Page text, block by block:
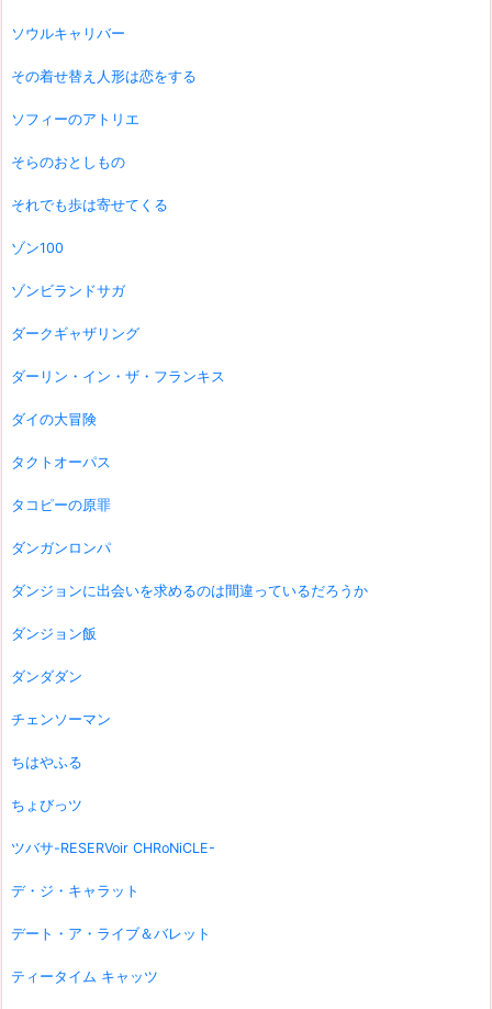
ソウルキャリバー
その着せ替え人形は恋をする
ソフィーのアトリエ
そらのおとしもの
それでも歩は寄せてくる
ゾン100
ゾンビランドサガ
ダークギャザリング
ダーリン・イン・ザ・フランキス
ダイの大冒険
タクトオーパス
タコピーの原罪
ダンガンロンパ
ダンジョンに出会いを求めるのは間違っているだろうか
ダンジョン飯
ダンダダン
チェンソーマン
ちはやふる
ちょびっツ
ツバサ-RESERVoir CHRoNiCLE-
デ・ジ・キャラット
デート・ア・ライブ＆バレット
ティータイム キャッツ